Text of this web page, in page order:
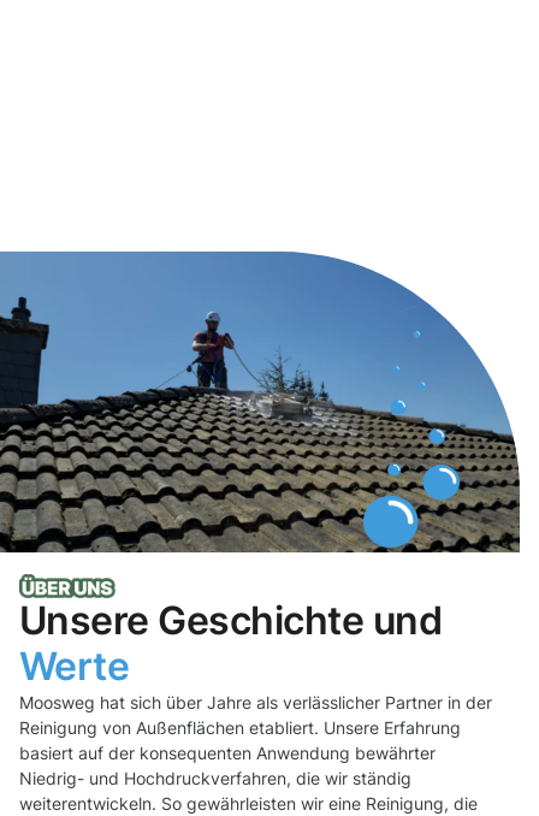
Unsere Geschichte und
Werte
Moosweg hat sich über Jahre als verlässlicher Partner in der
Reinigung von Außenflächen etabliert. Unsere Erfahrung
basiert auf der konsequenten Anwendung bewährter
Niedrig- und Hochdruckverfahren, die wir ständig
weiterentwickeln. So gewährleisten wir eine Reinigung, die